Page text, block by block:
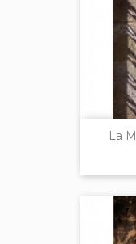
La